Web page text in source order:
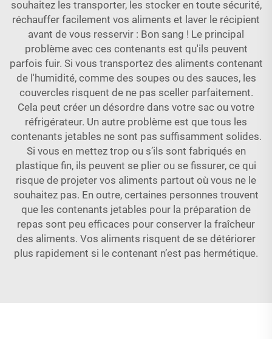
souhaitez les transporter, les stocker en toute sécurité,
réchauffer facilement vos aliments et laver le récipient
avant de vous resservir : Bon sang ! Le principal
problème avec ces contenants est qu'ils peuvent
parfois fuir. Si vous transportez des aliments contenant
de l'humidité, comme des soupes ou des sauces, les
couvercles risquent de ne pas sceller parfaitement.
Cela peut créer un désordre dans votre sac ou votre
réfrigérateur. Un autre problème est que tous les
contenants jetables ne sont pas suffisamment solides.
Si vous en mettez trop ou s’ils sont fabriqués en
plastique fin, ils peuvent se plier ou se fissurer, ce qui
risque de projeter vos aliments partout où vous ne le
souhaitez pas. En outre, certaines personnes trouvent
que les contenants jetables pour la préparation de
repas sont peu efficaces pour conserver la fraîcheur
des aliments. Vos aliments risquent de se détériorer
plus rapidement si le contenant n’est pas hermétique.